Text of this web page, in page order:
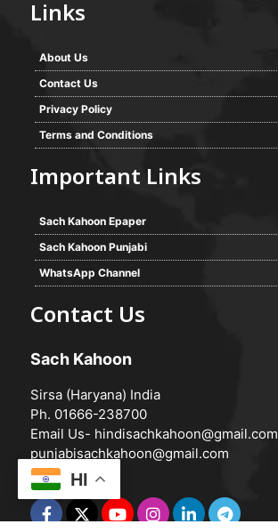
Links
About Us
Contact Us
Privacy Policy
Terms and Conditions
Important Links
Sach Kahoon Epaper
Sach Kahoon Punjabi
WhatsApp Channel
Contact Us
Sach Kahoon
Sirsa (Haryana) India
Ph. 01666-238700
Email Us- hindisachkahoon@gmail.com
punjabisachkahoon@gmail.com
HI